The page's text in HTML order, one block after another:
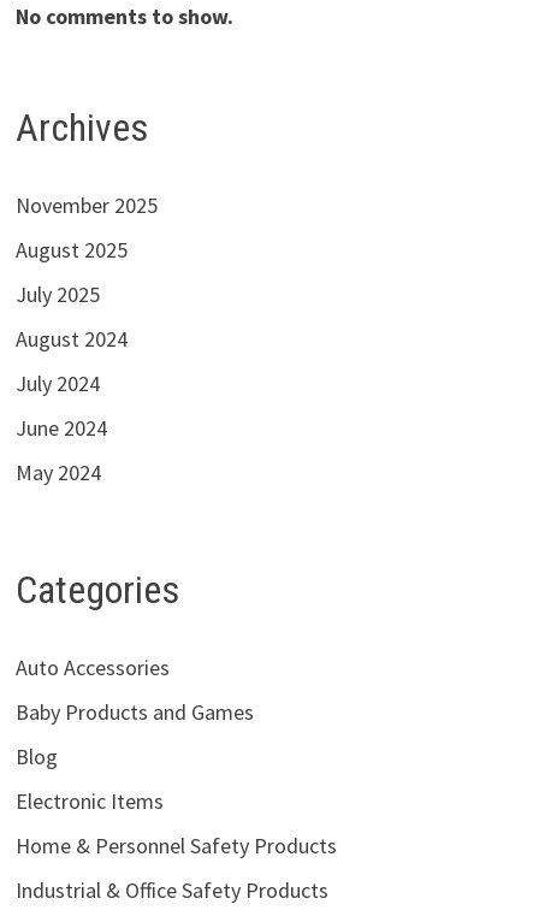
No comments to show.
Archives
November 2025
August 2025
July 2025
August 2024
July 2024
June 2024
May 2024
Categories
Auto Accessories
Baby Products and Games
Blog
Electronic Items
Home & Personnel Safety Products
Industrial & Office Safety Products